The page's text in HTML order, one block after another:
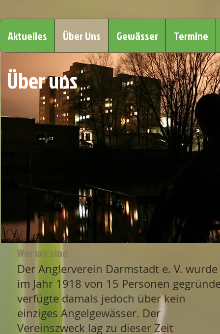
Aktuelles Über Uns Gewässer Termine
Über uns
Wer wir sind
Der Anglerverein Darmstadt e. V. wurde
im Jahr 1918 von 15 Personen
verfügte damals jedoch über kein
einziges Angelgewässer. Der
Vereinszweck lag zu dieser Zeit